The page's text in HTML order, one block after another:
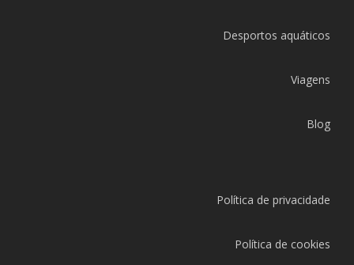
Desportos aquáticos
Viagens
Blog
Política de privacidade
Política de cookies